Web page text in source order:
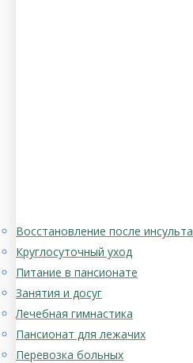
Восстановление после инсульта
Круглосуточный уход
Питание в пансионате
Занятия и досуг
Лечебная гимнастика
Пансионат для лежачих
Перевозка больных